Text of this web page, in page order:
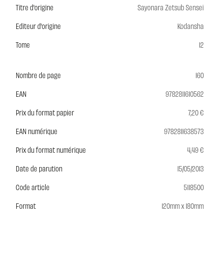
Titre d'origine
Sayonara Zetsub Sensei
Editeur d'origine
Kodansha
Tome
12
Nombre de page
160
EAN
9782811610562
Prix du format papier
7,20 €
EAN numérique
9782811638573
Prix du format numérique
4,49 €
Date de parution
15/05/2013
Code article
5118500
Format
120mm x 180mm